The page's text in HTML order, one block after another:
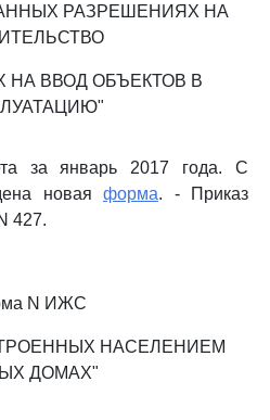
РАЗРЕШЕНИЯХ НА
НА ВВОД ОБЪЕКТОВ В
за январь 2017 года. С
новая форма. - Приказ
427.
N ИЖС
НАСЕЛЕНИЕМ
ДОМАХ"